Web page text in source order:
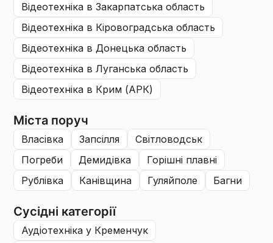
відеотехніка в Закарпатська область
відеотехніка в Кіровоградська область
відеотехніка в Донецька область
відеотехніка в Луганська область
відеотехніка в Крим (АРК)
Міста поруч
власівка запсілля
світловодськ
погреби
демидівка
горішні плавні
рублівка
канівщина гуляйполе багни
Сусідні категорії
аудіотехніка у Кременчук